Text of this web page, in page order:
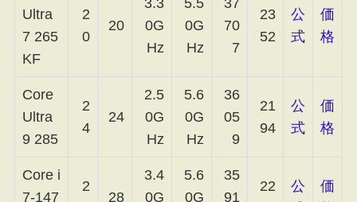
Ultra
7 265
KF
2
0
20
0G
Hz
0G
Hz
70
7
23
52
公
式
価
格
Core
Ultra
9 285
2
4
24
2.5
0G
Hz
5.6
0G
Hz
36
05
9
21
94
公
式
価
格
Core i
7-147
2
28
3.4
0G
5.6
0G
35
91
22
公
価